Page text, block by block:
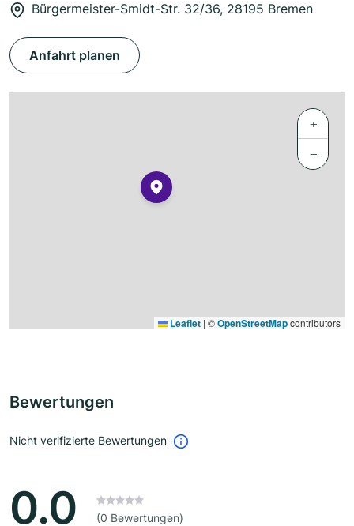
Bürgermeister-Smidt-Str. 32/36, 28195 Bremen
Anfahrt planen
+
−
Leaflet | ©OpenStreetMapcontributors
Bewertungen
Nicht verifizierte Bewertungen
0.0 (0 Bewertungen)